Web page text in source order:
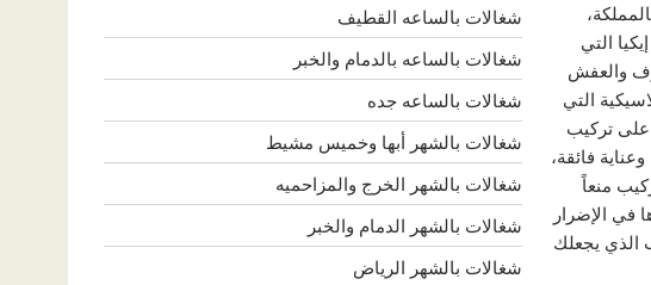
التي
والعفش
التي
على تركيب
فائقة،
منعاً
في الإضرار
الذي يجعلك
شغالات بالساعه القطيف
شغالات بالساعه بالدمام والخبر
شغالات بالساعه جده
شغالات بالشهر أبها وخميس مشيط
شغالات بالشهر الخرج والمزاحميه
شغالات بالشهر الدمام والخبر
شغالات بالشهر الرياض